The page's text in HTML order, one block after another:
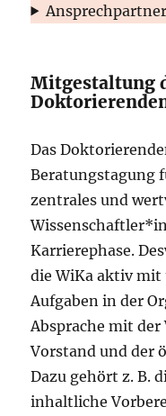
Mitgestaltung
Das
Beratungstagung
zentrales und
Karrierephase.
die WiKa aktiv
Aufgaben in der
Absprache mit
Vorstand und der
Dazu gehört z. B.
inhaltliche